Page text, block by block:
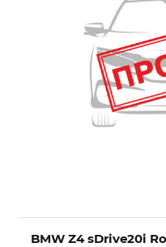
BMW Z4 sDrive20i